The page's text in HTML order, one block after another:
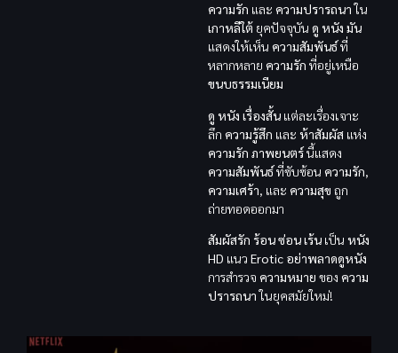
ความรัก และ ความปรารถนาใน
เกาหลีใต้ ยุคปัจจุบัน ดู หนัง มัน
แสดงให้เห็น ความสัมพันธ์ที่
หลากหลาย ความรัก ที่อยู่เหนือ
ขนบธรรมเนียม
ดู หนัง เรื่องสั้น แต่ละเรื่องเจาะ
ลึก ความรู้สึก และ ห้าสัมผัส แห่ง
ความรัก ภาพยนตร์นี้แสดง
ความสัมพันธ์ที่ซับซ้อน ความรัก,
ความเศร้า, และ ความสุข ถูก
ถ่ายทอดออกมา
สัมผัสรัก ร้อน ซ่อน เร้น เป็น หนัง
HD แนว Erotic อย่าพลาดดูหนัง
การสำรวจ ความหมาย ของ ความ
ปรารถนาในยุคสมัยใหม่!